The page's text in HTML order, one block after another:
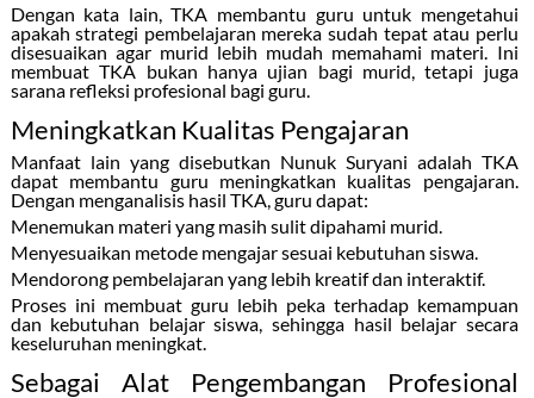
Dengan kata lain, TKA membantu guru untuk mengetahui
apakah strategi pembelajaran mereka sudah tepat atau perlu
disesuaikan agar murid lebih mudah memahami materi. Ini
membuat TKA bukan hanya ujian bagi murid, tetapi juga
sarana refleksi profesional bagi guru.
Meningkatkan Kualitas Pengajaran
Manfaat lain yang disebutkan Nunuk Suryani adalah TKA
dapat membantu guru meningkatkan kualitas pengajaran.
Dengan menganalisis hasil TKA, guru dapat:
Menemukan materi yang masih sulit dipahami murid.
Menyesuaikan metode mengajar sesuai kebutuhan siswa.
Mendorong pembelajaran yang lebih kreatif dan interaktif.
Proses ini membuat guru lebih peka terhadap kemampuan
dan kebutuhan belajar siswa, sehingga hasil belajar secara
keseluruhan meningkat.
Sebagai Alat Pengembangan Profesional